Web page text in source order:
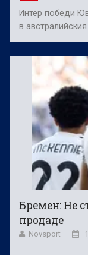
Интер победи
в
Бремен: Не
продаде
Novsport